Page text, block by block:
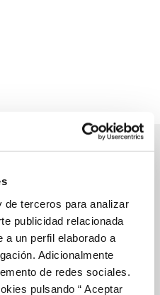
terceros para analizar
publicidad relacionada
a un perfil elaborado a
Adicionalmente
de redes sociales.
pulsando “ Aceptar